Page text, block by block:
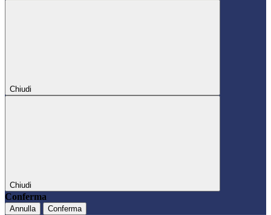
Chiudi
Chiudi
Conferma
Annulla Conferma